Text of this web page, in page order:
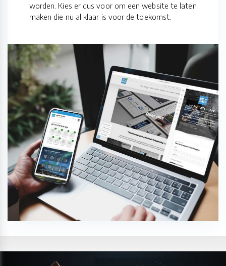
worden. Kies er dus voor om een website te laten
maken die nu al klaar is voor de toekomst.